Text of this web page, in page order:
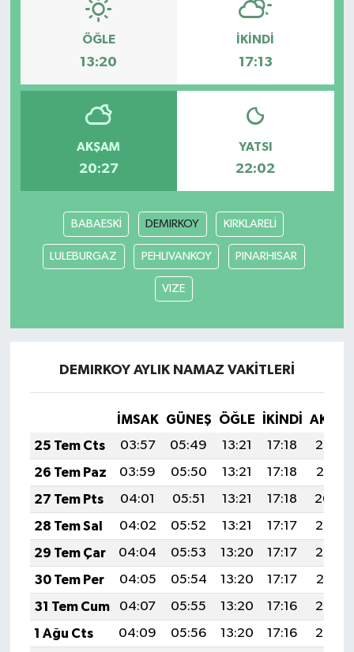
ÖĞLE
13:20
İKINDI
17:13
AKŞAM
20:27
YATSI
22:02
BABAESKİ DEMIRKOY KIRKLARELİ
LULEBURGAZ PEHLIVANKOY PINARHISAR
VIZE
DEMIRKOY AYLIK NAMAZ VAKITLERI
İMSAK GÜNEŞ ÖĞLE İKINDI
25 Tem Cts
03:57 05:49 13:21 17:18
20:42
26 Tem Paz
03:59 05:50 13:21 17:18
20:41
27 Tem Pts
04:01 05:51 13:21 17:18
20:40
28 Tem Sal
04:02 05:52 13:21 17:17
20:39
29 Tem Çar
04:04 05:53 13:20 17:17
20:38
30 Tem Per
04:05 05:54 13:20 17:17
20:37
31 Tem Cum
04:07 05:55 13:20 17:16
20:36
1 Ağu Cts
04:09 05:56 13:20 17:16
20:35